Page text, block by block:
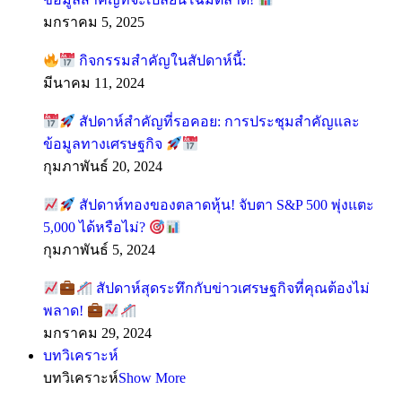
มกราคม 5, 2025
กิจกรรมสำคัญในสัปดาห์นี้:
มีนาคม 11, 2024
สัปดาห์สำคัญที่รอคอย: การประชุมสำคัญและ
ข้อมูลทางเศรษฐกิจ
กุมภาพันธ์ 20, 2024
สัปดาห์ทองของตลาดหุ้น! จับตา S&P 500 พุ่งแตะ
5,000 ได้หรือไม่?
กุมภาพันธ์ 5, 2024
สัปดาห์สุดระทึกกับข่าวเศรษฐกิจที่คุณต้องไม่
พลาด!
มกราคม 29, 2024
บทวิเคราะห์
บทวิเคราะห์Show More